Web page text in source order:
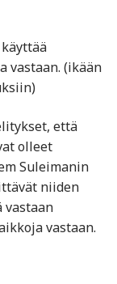
vastaan. (ikään
että
olleet
Suleimanin
niiden
vastaan
vastaan.